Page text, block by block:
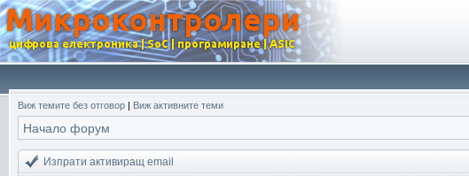
Виж темите без отговор | Виж активните теми
Начало форум
Изпрати активиращ email